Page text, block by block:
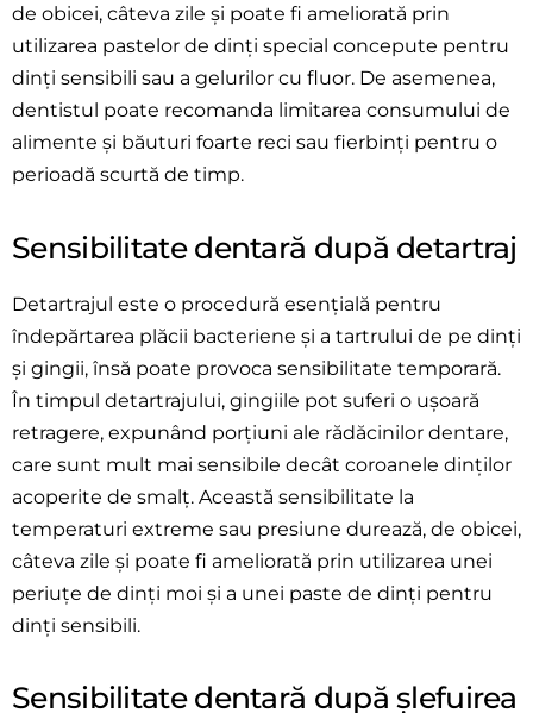
de obicei, câteva zile și poate fi ameliorată prin
utilizarea pastelor de dinți special concepute pentru
dinți sensibili sau a gelurilor cu fluor. De asemenea,
dentistul poate recomanda limitarea consumului de
alimente și băuturi foarte reci sau fierbinți pentru o
perioadă scurtă de timp.
Sensibilitate dentară după detartraj
Detartrajul este o procedură esențială pentru
îndepărtarea plăcii bacteriene și a tartrului de pe dinți
și gingii, însă poate provoca sensibilitate temporară.
În timpul detartrajului, gingiile pot suferi o ușoară
retragere, expunând porțiuni ale rădăcinilor dentare,
care sunt mult mai sensibile decât coroanele dinților
acoperite de smalț. Această sensibilitate la
temperaturi extreme sau presiune durează, de obicei,
câteva zile și poate fi ameliorată prin utilizarea unei
periuțe de dinți moi și a unei paste de dinți pentru
dinți sensibili.
Sensibilitate dentară după șlefuirea